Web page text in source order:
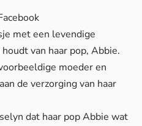
met een levendige
van haar pop, Abbie.
moeder en
de verzorging van haar
dat haar pop Abbie wat